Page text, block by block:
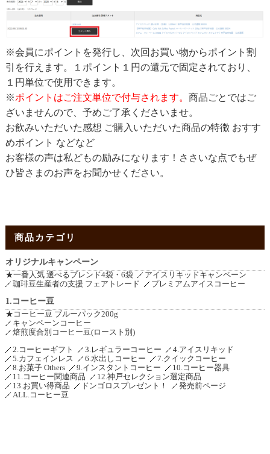
※会員にポイントを発行し、次回お買い物からポイント割
引を行えます。１ポイント１円の還元で固定されており、
１円単位で使用できます。
※ポイントはご注文単位で付与されます。 商品ごとではご
ざいませんので、予めご了承くださいませ。
お飲みいただいた感想 ご購入いただいた商品の特徴 おすす
めポイント などなど
お客様の声は私どもの励みになります！ささいな点でもぜ
ひ皆さまのお声をお聞かせください。
商品カテゴリ
オリジナルキャンペーン
★一番人気 選べるブレンド4袋・6袋
アイスリキッドキャンペーン
珈琲豆生産者の支援 フェアトレード
プレミアムアイスコーヒー
1.コーヒー豆
★コーヒー豆 ブルーパック200g
キャンペーンコーヒー
焙煎度合別コーヒー豆(ロースト別)
2.コーヒーギフト
3.レギュラーコーヒー
4.アイスリキッド
5.カフェインレス
6.水出しコーヒー
7.クイックコーヒー
8.お菓子 Others
9.インスタントコーヒー
10.コーヒー器具
11.コーヒー関連商品
12.神戸セレクション選定商品
13.お買い得商品
ドンゴロスプレゼント！
発売前ページ
ALL.コーヒー豆